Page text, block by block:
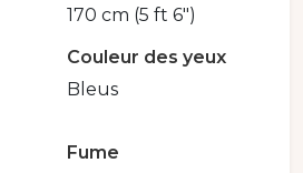
170 cm (5 ft 6")
Couleur des yeux
Bleus
Fume